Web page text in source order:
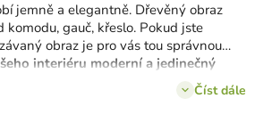
jemně a elegantně. Dřevěný obraz
gauč, křeslo. Pokud jste
obraz je pro vás tou správnou
interiéru moderní a jedinečný
Číst dále